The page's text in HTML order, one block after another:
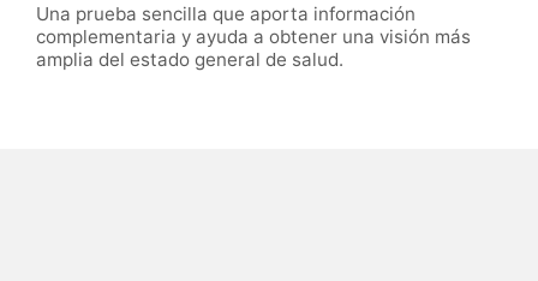
Una prueba sencilla que aporta información
complementaria y ayuda a obtener una visión más
amplia del estado general de salud.